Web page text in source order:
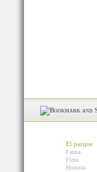
El parque
Fauna
Flora
Historia